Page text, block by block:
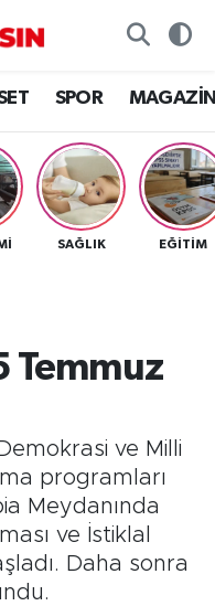
SPOR
SAĞLIK EĞITIM
Temmuz
ve Milli
programları
Meydanında
ve İstiklal
Daha sonra
Fikstür